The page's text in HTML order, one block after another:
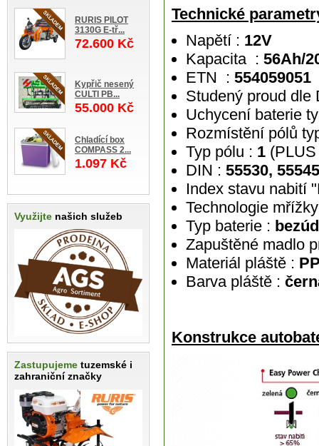
RURIS PILOT
3130G E-tř...
72.600 Kč
Kypřič nesený
CULTI PB...
55.000 Kč
Chladící box
COMPASS 2...
1.097 Kč
Využijte našich služeb
Zastupujeme tuzemské i
zahraniční značky
Technické
Napětí : 12V
Kapacita :56Ah/
ETN :554059051
Studený proud
Uchycení baterie
Rozmístění pólů
Typ pólu : 1
DIN :55530,
Index stavu nabití
Technologie
Typ baterie :
Zapuštěné madlo
Materiál pláště :
Barva pláště :
Konstrukce